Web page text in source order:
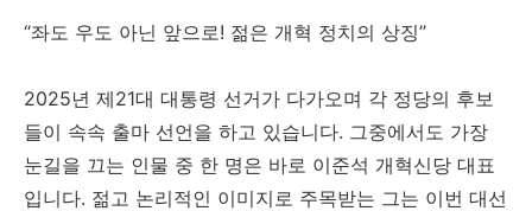
“좌도 우도 아닌 앞으로! 젊은 개혁 정치의 상징”
2025년 제21대 대통령 선거가 다가오며 각 정당의 후보
들이 속속 출마 선언을 하고 있습니다. 그중에서도 가장
눈길을 끄는 인물 중 한 명은 바로 이준석 개혁신당 대표
입니다. 젊고 논리적인 이미지로 주목받는 그는 이번 대선